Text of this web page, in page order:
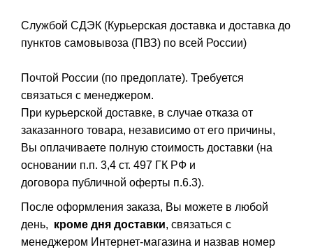
Службой СДЭК (Курьерская доставка и доставка до
пунктов самовывоза (ПВЗ) по всей России)
Почтой России (по предоплате). Требуется
связаться с менеджером.
При курьерской доставке, в случае отказа от
заказанного товара, независимо от его причины,
Вы оплачиваете полную стоимость доставки (на
основании п.п. 3,4 ст. 497 ГК РФ и
договора публичной оферты п.6.3).
После оформления заказа, Вы можете в любой
день, кроме дня доставки, связаться с
менеджером Интернет-магазина и назвав номер